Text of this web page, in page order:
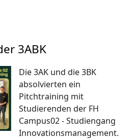
3ABK
Die 3AK und die 3BK
absolvierten ein
Pitchtraining mit
Studierenden der FH
Campus02 - Studiengang
Innovationsmanagement.